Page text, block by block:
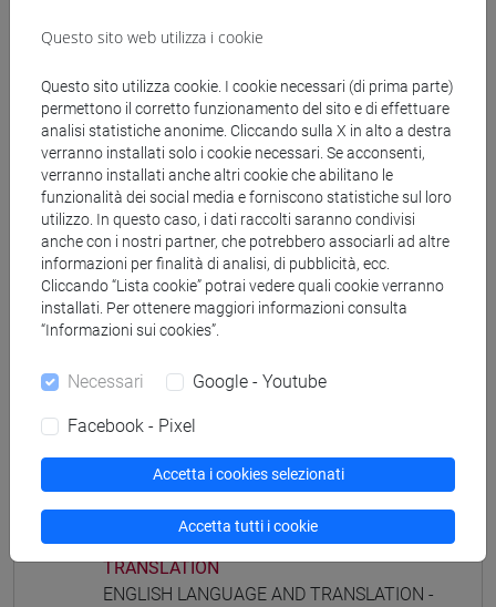
Corsi di studio e percorsi
[LM5] SCIENZE DEL LINGUAGGIO - Laurea
magistrale (DM270)
scienze del linguaggio english linguistics
Insegnamenti mutuati
ENGLISH LANGUAGE AND TRANSLATION - E1
Struttura generale dell'insegnamento
ENGLISH LANGUAGE AND TRANSLATION
ENGLISH LANGUAGE AND
TRANSLATION
ENGLISH LANGUAGE AND TRANSLATION -
Questo sito web utilizza i cookie
Questo sito utilizza cookie. I cookie necessari (di prima parte)
permettono il corretto funzionamento del sito e di effettuare
analisi statistiche anonime. Cliccando sulla X in alto a destra
verranno installati solo i cookie necessari. Se acconsenti,
verranno installati anche altri cookie che abilitano le
funzionalità dei social media e forniscono statistiche sul loro
utilizzo. In questo caso, i dati raccolti saranno condivisi
anche con i nostri partner, che potrebbero associarli ad altre
informazioni per finalità di analisi, di pubblicità, ecc.
Cliccando “Lista cookie” potrai vedere quali cookie verranno
installati. Per ottenere maggiori informazioni consulta
“Informazioni sui cookies”.
Necessari Google - Youtube
Facebook - Pixel
Accetta i cookies selezionati
Accetta tutti i cookie